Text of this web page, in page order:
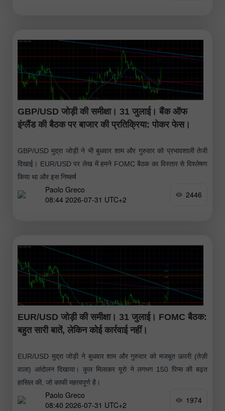
GBP/USD जोड़ी की समीक्षा। 31 जुलाई। बैंक ऑफ
इंग्लैंड की बैठक पर बाजार की प्रतिक्रिया: पोकर फेस।
GBP/USD मुद्रा जोड़ी ने भी बुधवार शाम और गुरुवार को प्रभावशाली तेजी
दिखाई। EUR/USD पर लेख में हमने FOMC बैठक का विस्तार से विश्लेषण
किया था और इस निष्कर्ष
Paolo Greco
08:44 2026-07-31 UTC+2
2446
EUR/USD जोड़ी की समीक्षा। 31 जुलाई। FOMC बैठक:
बहुत सारी बातें, लेकिन कोई कार्रवाई नहीं।
EUR/USD मुद्रा जोड़ी ने बुधवार शाम और गुरुवार को मजबूत ऊपरी (तेज़ी
वाला) आंदोलन दिखाया। कुल मिलाकर यूरो ने लगभग 150 पिप्स की बढ़त
हासिल की, जो काफी महत्वपूर्ण है।
Paolo Greco
08:40 2026-07-31 UTC+2
1974